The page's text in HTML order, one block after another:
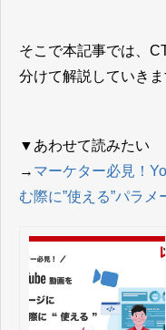
そこで本記事では、
分けて解説していきま
▼あわせて読みたい
→ マーケター必見！
む際に”使える”パラメ